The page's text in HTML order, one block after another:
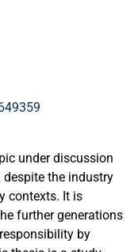
under discussion
the industry
contexts. It is
further generations
by